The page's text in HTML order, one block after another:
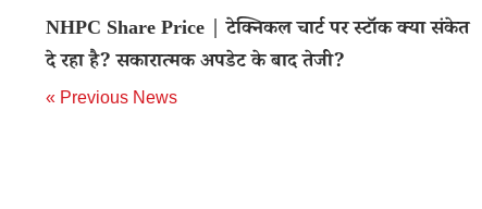
NHPC Share Price | टेक्निकल चार्ट पर स्टॉक क्या संकेत
दे रहा है? सकारात्मक अपडेट के बाद तेजी?
« Previous News